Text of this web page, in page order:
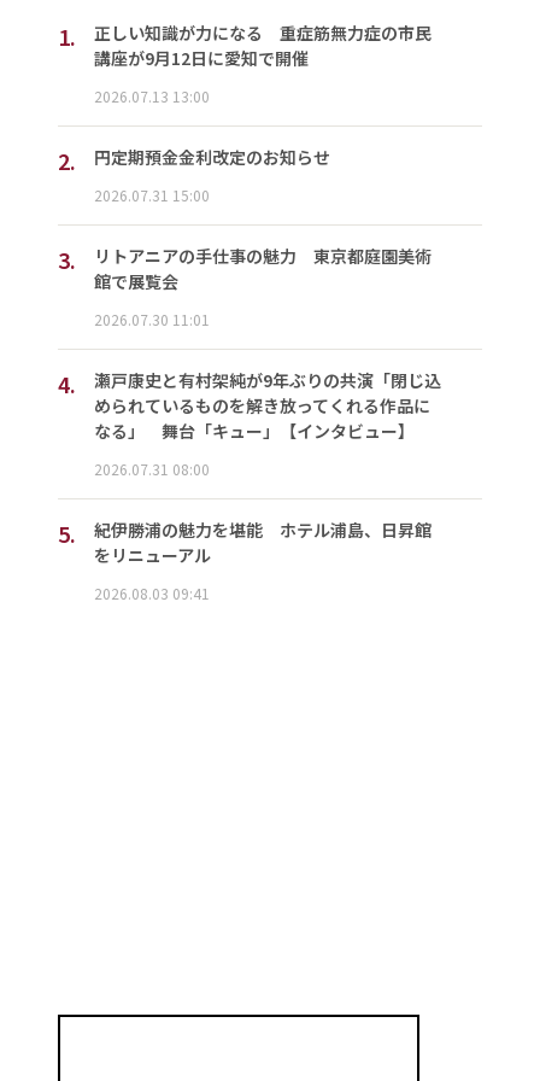
1.
正しい知識が力になる 重症筋無力症の市民
講座が9月12日に愛知で開催
2026.07.13 13:00
2. 円定期預金金利改定のお知らせ
2026.07.31 15:00
3.
リトアニアの手仕事の魅力 東京都庭園美術
館で展覧会
2026.07.30 11:01
4.
瀬戸康史と有村架純が9年ぶりの共演「閉じ込
められているものを解き放ってくれる作品に
なる」 舞台「キュー」【インタビュー】
2026.07.31 08:00
5.
紀伊勝浦の魅力を堪能 ホテル浦島、日昇館
をリニューアル
2026.08.03 09:41